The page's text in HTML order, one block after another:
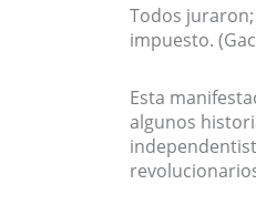
Todos
impuesto.
Esta
algunos